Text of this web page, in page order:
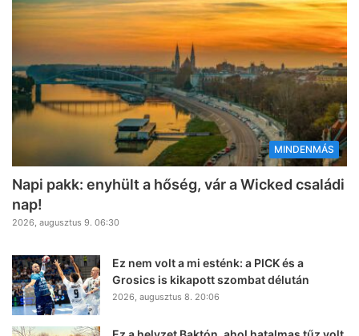
MINDENMÁS
Napi pakk: enyhült a hőség, vár a Wicked családi
nap!
2026, augusztus 9. 06:30
Ez nem volt a mi esténk: a PICK és a
Grosics is kikapott szombat délután
2026, augusztus 8. 20:06